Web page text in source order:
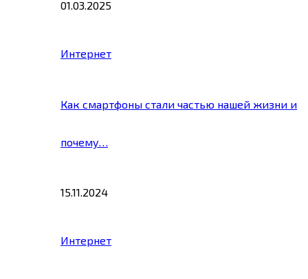
01.03.2025
Интернет
Как смартфоны стали частью нашей жизни и
почему…
15.11.2024
Интернет